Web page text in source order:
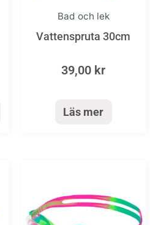
Bad och lek
Vattenspruta 30cm
39,00 kr
Läs mer